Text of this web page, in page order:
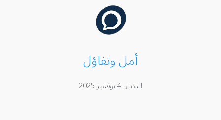
أمل وتفاؤل
الثلاثاء، 4 نوفمبر 2025